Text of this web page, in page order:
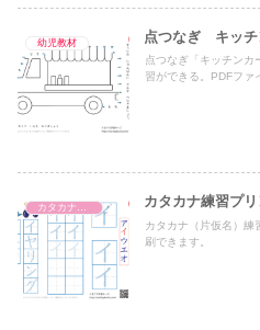
幼児教材 点つなぎ キッチ
点つなぎ「キッチンカ
習ができる。PDFファ
カタカナ練習プリ
カタカナ（片仮名）練
刷できます。